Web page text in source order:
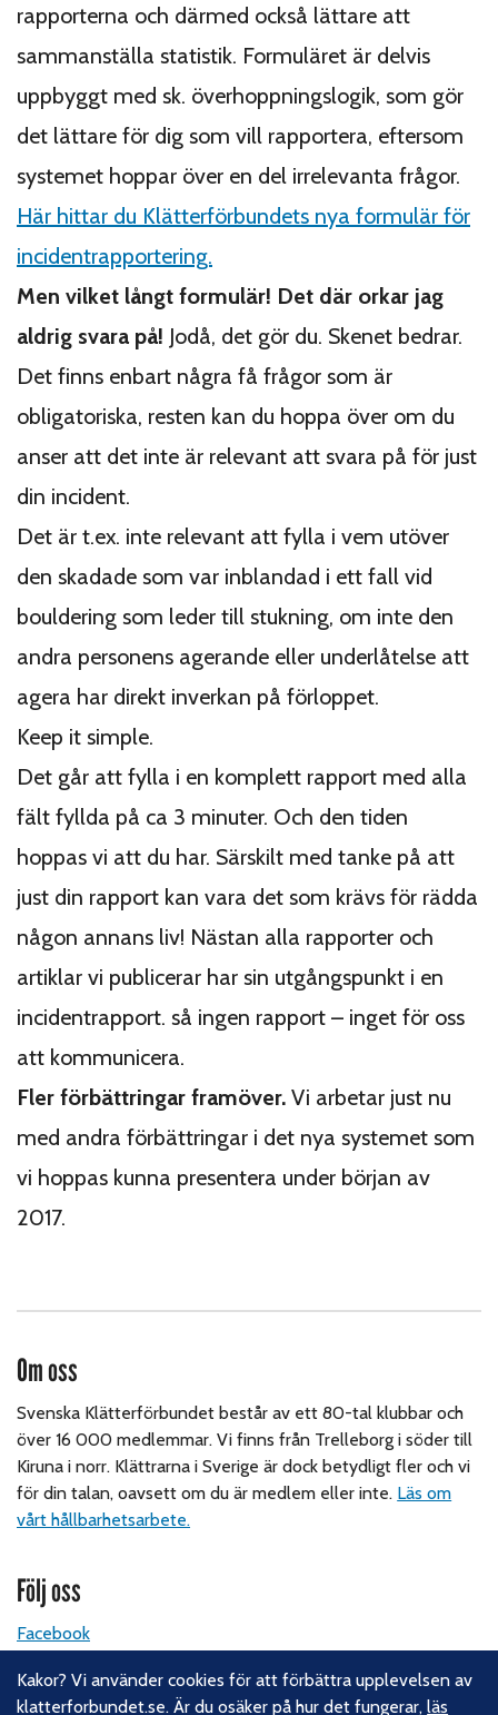
rapporterna och därmed också lättare att
sammanställa statistik. Formuläret är delvis
uppbyggt med sk. överhoppningslogik, som gör
det lättare för dig som vill rapportera, eftersom
systemet hoppar över en del irrelevanta frågor.
Här hittar du Klätterförbundets nya formulär för
incidentrapportering.
Men vilket långt formulär! Det där orkar jag
aldrig svara på! Jodå, det gör du. Skenet bedrar.
Det finns enbart några få frågor som är
obligatoriska, resten kan du hoppa över om du
anser att det inte är relevant att svara på för just
din incident.
Det är t.ex. inte relevant att fylla i vem utöver
den skadade som var inblandad i ett fall vid
bouldering som leder till stukning, om inte den
andra personens agerande eller underlåtelse att
agera har direkt inverkan på förloppet.
Keep it simple.
Det går att fylla i en komplett rapport med alla
fält fyllda på ca 3 minuter. Och den tiden
hoppas vi att du har. Särskilt med tanke på att
just din rapport kan vara det som krävs för rädda
någon annans liv! Nästan alla rapporter och
artiklar vi publicerar har sin utgångspunkt i en
incidentrapport. så ingen rapport – inget för oss
att kommunicera.
Fler förbättringar framöver. Vi arbetar just nu
med andra förbättringar i det nya systemet som
vi hoppas kunna presentera under början av
2017.
Om oss
Svenska Klätterförbundet består av ett 80-tal klubbar och
över 16 000 medlemmar. Vi finns från Trelleborg i söder till
Kiruna i norr. Klättrarna i Sverige är dock betydligt fler och vi
för din talan, oavsett om du är medlem eller inte. Läs om
vårt hållbarhetsarbete.
Följ oss
Facebook
Linkedin
Kakor? Vi använder cookies för att förbättra upplevelsen av
klatterforbundet.se. Är du osäker på hur det fungerar,läs